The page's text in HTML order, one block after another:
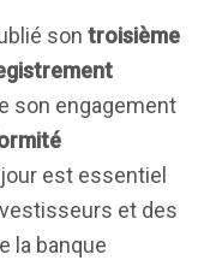
son troisième
son engagement
est essentiel
et des
la banque